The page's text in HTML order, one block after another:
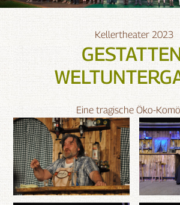
Kellertheater 2023
Eine tragische Öko-